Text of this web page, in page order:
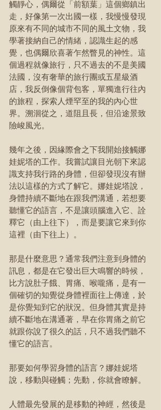
觸靜心，偶爾從「前額葉」這個鄉鎮出
走，好像第一次出國一樣，我慢慢發現
原來有不同的城市不同的風土文物，我
學著接納自己的情緒，認識生起的感
覺，也偶爾欣喜著乍然瞥見的神性。這
個過程就像旅行，只不過去的不是美國
法國，沒有奢華的旅行團或五星級酒
店，我反倒像個背包客，單獨進行往內
的旅程，探索人煙罕至的我的內心世
界。溯洄從之，道阻且長，但沿途景致
險峻風光。
幾年之後，因緣際會之下我開始接觸娜
娃妮塔的工作。我嘗試讓目光朝下來認
識支持我行路的身體，但卻發現沒有辦
法以這樣的方式了解它。娜娃妮塔說，
身體持續不斷地在跟我們溝通，若想要
聽懂它的語言，不是讓頭腦進入它、詮
釋它（由上往下），而是要讓它來到你
這裡（由下往上）。
那是什麼意思？通常我們注意到身體的
訊息，都是在它發出巨大鳴響的時候，
比方說肚子餓、胃痛、喉嚨痛，是有一
個確切的知覺從身體裡面往上傳達，於
是你覺知到它的狀況。但身體其實是持
續不斷地在溝通著，早在你胃痛之前它
就跟你說了很久的話，只不過我們聽不
懂它的語言。
那要如何學習身體的語言？娜娃妮塔
說，移動與碰觸；先動，你就會瞭解。
人體最先發展的是移動的神經，然後是